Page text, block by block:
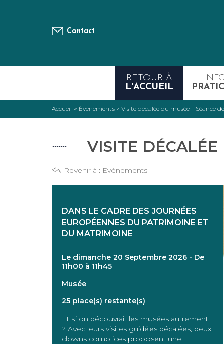
Contact
RETOUR À
L'ACCUEIL
Accueil > Événements > Visite décalée du musée – Séance de
VISITE DÉCALÉE
Revenir à : Evénements
DANS LE CADRE DES JOURNÉES
EUROPÉENNES DU PATRIMOINE ET
DU MATRIMOINE
Le dimanche 20 Septembre 2026 - De
11h00 à 11h45
Musée
25 place(s) restante(s)
Et si on découvrait les musées autrement
? Avec leurs visites guidées décalées, deux
clowns complices proposent une